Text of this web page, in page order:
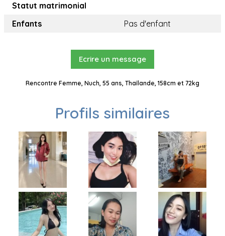
Statut matrimonial
Enfants
Pas d'enfant
Ecrire un message
Rencontre Femme, Nuch, 55 ans, Thaïlande, 158cm et 72kg
Profils similaires